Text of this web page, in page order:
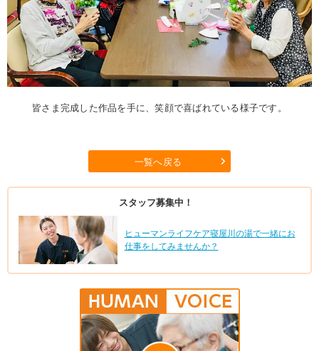
皆さま完成した作品を手に、笑顔で喜ばれている様子です。
一覧へ戻る
スタッフ募集中！
ヒューマンライフケア寝屋川の湯で一緒にお
仕事をしてみませんか？